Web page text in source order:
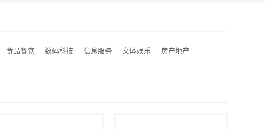
自建居室装修水电规整
食品餐饮 数码科技 信息服务 文体娱乐
房产地产